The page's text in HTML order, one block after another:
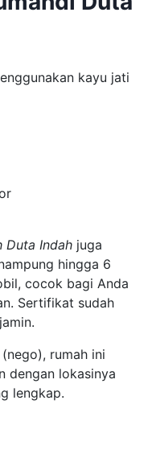
kayu jati
Duta Indah juga
hingga 6
cocok bagi Anda
Sertifikat sudah
rumah ini
dengan lokasinya
lengkap.